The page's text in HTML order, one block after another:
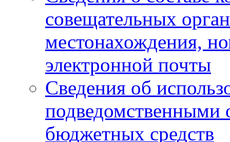
совещательных
местонахождения,
электронной почты
Сведения об
подведомственными
бюджетных средств